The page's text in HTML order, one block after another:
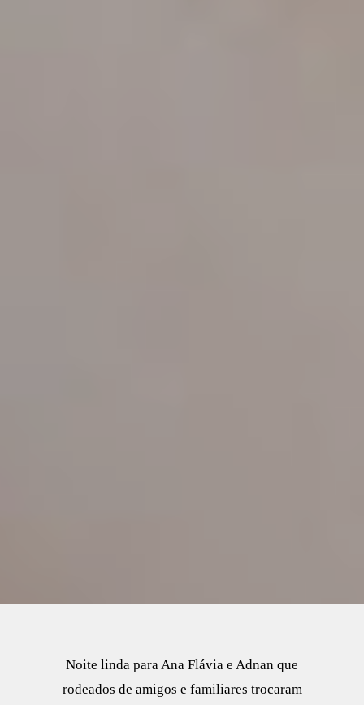
Noite linda para Ana Flávia e Adnan que
rodeados de amigos e familiares trocaram